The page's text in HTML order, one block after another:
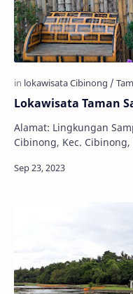
Lokawisata Taman
Alamat: Lingkungan
Cibinong, Kec.